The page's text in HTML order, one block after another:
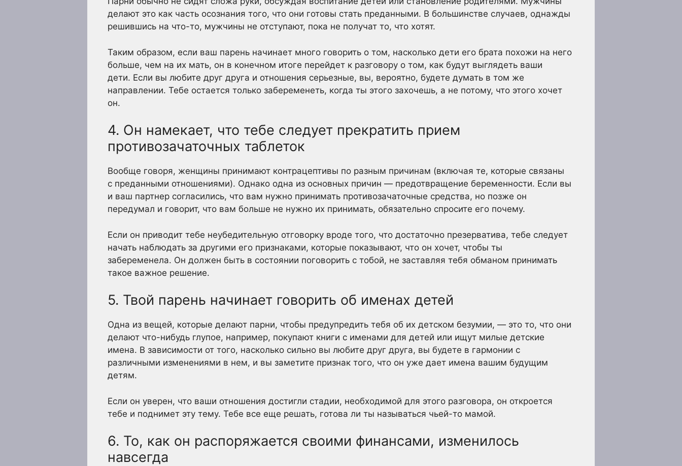
делают это как часть осознания того, что они готовы стать преданными. В большинстве случаев, однажды
решившись на что-то, мужчины не отступают, пока не получат то, что хотят.
Таким образом, если ваш парень начинает много говорить о том, насколько дети его брата похожи на него
больше, чем на их мать, он в конечном итоге перейдет к разговору о том, как будут выглядеть ваши
дети. Если вы любите друг друга и отношения серьезные, вы, вероятно, будете думать в том же
направлении. Тебе остается только забеременеть, когда ты этого захочешь, а не потому, что этого хочет
он.
4. Он намекает, что тебе следует прекратить прием
противозачаточных таблеток
Вообще говоря, женщины принимают контрацептивы по разным причинам (включая те, которые связаны
с преданными отношениями). Однако одна из основных причин — предотвращение беременности. Если вы
и ваш партнер согласились, что вам нужно принимать противозачаточные средства, но позже он
передумал и говорит, что вам больше не нужно их принимать, обязательно спросите его почему.
Если он приводит тебе неубедительную отговорку вроде того, что достаточно презерватива, тебе следует
начать наблюдать за другими его признаками, которые показывают, что он хочет, чтобы ты
забеременела. Он должен быть в состоянии поговорить с тобой, не заставляя тебя обманом принимать
такое важное решение.
5. Твой парень начинает говорить об именах детей
Одна из вещей, которые делают парни, чтобы предупредить тебя об их детском безумии, — это то, что они
делают что-нибудь глупое, например, покупают книги с именами для детей или ищут милые детские
имена. В зависимости от того, насколько сильно вы любите друг друга, вы будете в гармонии с
различными изменениями в нем, и вы заметите признак того, что он уже дает имена вашим будущим
детям.
Если он уверен, что ваши отношения достигли стадии, необходимой для этого разговора, он откроется
тебе и поднимет эту тему. Тебе все еще решать, готова ли ты называться чьей-то мамой.
6. То, как он распоряжается своими финансами, изменилось
навсегда